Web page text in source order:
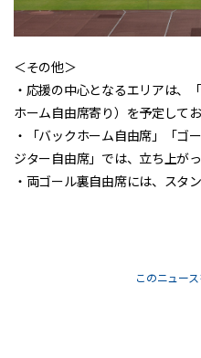
＜その他＞
・応援の中心となるエリアは、
ホーム自由席寄り）を予定してお
・「バックホーム自由席」「ゴ
ジター自由席」では、立ち上が
・両ゴール裏自由席には、スタ
このニュー